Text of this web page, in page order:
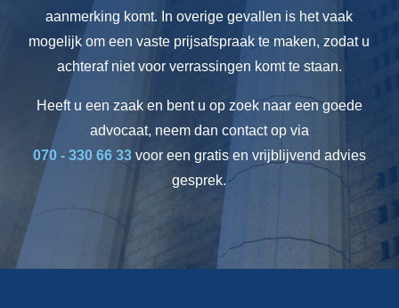
aanmerking komt. In overige gevallen is het vaak
mogelijk om een vaste prijsafspraak te maken, zodat u
achteraf niet voor verrassingen komt te staan.
Heeft u een zaak en bent u op zoek naar een goede
advocaat, neem dan contact op via
070 - 330 66 33 voor een gratis en vrijblijvend advies
gesprek.